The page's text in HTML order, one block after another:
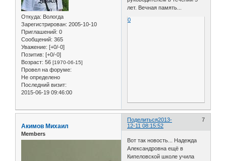
Откуда: Вологда
Зарегистрирован: 2005-10-10
Приглашений: 0
Сообщений: 365
Уважение: [+0/-0]
Позитив: [+0/-0]
Возраст: 56 [1970-06-15]
Провел на форуме:
Не определено
Последний визит:
2015-06-19 09:46:00
лет. Вечная память...
0
Поделиться 7
2013-
12-11 08:15:52
Акимов Михаил
Members
Вот так новость... Надежда
Александровна ещё в
Кипеловской школе учила